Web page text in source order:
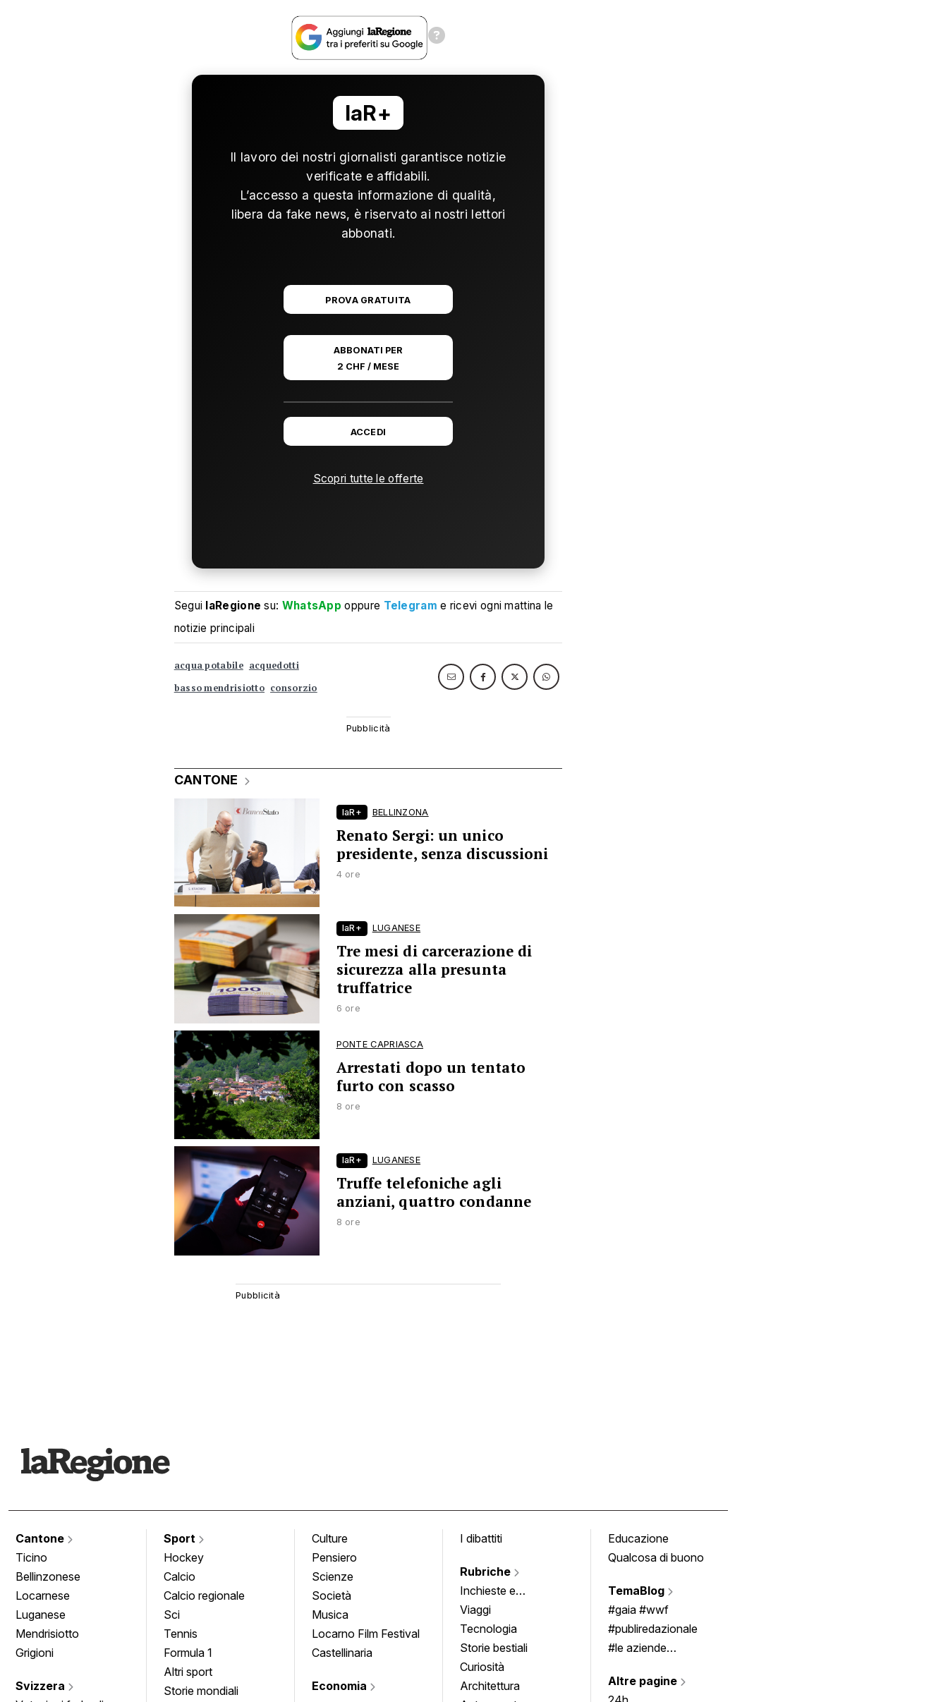
laR+
Il lavoro dei nostri giornalisti garantisce notizie
verificate e affidabili.
L’accesso a questa informazione di qualità,
libera da fake news, è riservato ai nostri lettori
abbonati.
PROVA GRATUITA
ABBONATI PER
2 CHF / MESE
ACCEDI
Scopri tutte le offerte
Segui laRegione su: WhatsApp oppure Telegram e ricevi ogni mattina le
notizie principali
acqua potabile acquedotti
basso mendrisiotto consorzio
CANTONE
laR+ BELLINZONA
Renato Sergi: un unico
presidente, senza discussioni
4 ore
laR+ LUGANESE
Tre mesi di carcerazione di
sicurezza alla presunta
truffatrice
6 ore
PONTE CAPRIASCA
Arrestati dopo un tentato
furto con scasso
8 ore
laR+ LUGANESE
Truffe telefoniche agli
anziani, quattro condanne
8 ore
Cantone
Ticino
Bellinzonese
Locarnese
Luganese
Mendrisiotto
Grigioni
Svizzera
Sport
Hockey
Calcio
Calcio regionale
Sci
Tennis
Formula 1
Altri sport
Storie mondiali
Culture
Pensiero
Scienze
Società
Musica
Locarno Film Festival
Castellinaria
Economia
I dibattiti
Rubriche
Inchieste e
approfondimenti
Viaggi
Tecnologia
Storie bestiali
Curiosità
Architettura
Educazione
Qualcosa di buono
TemaBlog
#gaia #wwf
#publiredazionale
#le aziende
Altre pagine